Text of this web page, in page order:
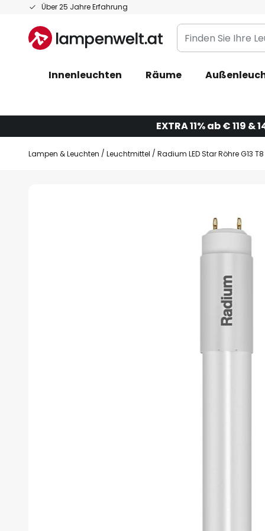
Über 25 Jahre Erfahrung
Zum
springen
Finden
Sie
Leuchte...
Innenleuchten Räume
EXTRA 11% ab € 119 &
Lampen & Leuchten Leuchtmittel Radium LED Star Röhre G13